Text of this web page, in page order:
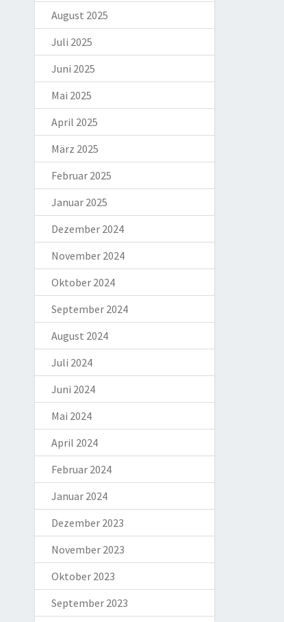
August 2025
Juli 2025
Juni 2025
Mai 2025
April 2025
März 2025
Februar 2025
Januar 2025
Dezember 2024
November 2024
Oktober 2024
September 2024
August 2024
Juli 2024
Juni 2024
Mai 2024
April 2024
Februar 2024
Januar 2024
Dezember 2023
November 2023
Oktober 2023
September 2023